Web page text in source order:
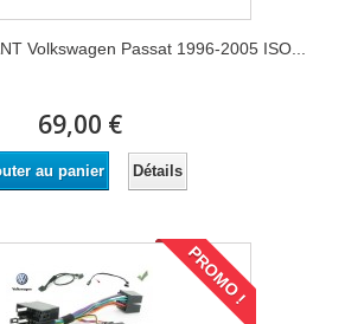
Volkswagen Passat 1996-2005 ISO...
69,00 €
au panier Détails
PROMO !